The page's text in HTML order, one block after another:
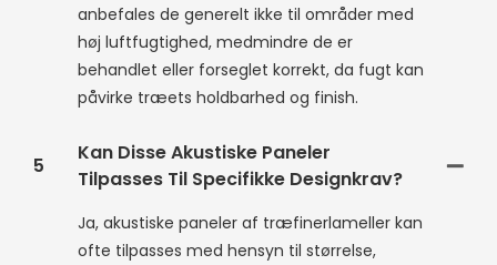
anbefales de generelt ikke til områder med
høj luftfugtighed, medmindre de er
behandlet eller forseglet korrekt, da fugt kan
påvirke træets holdbarhed og finish.
5
Kan Disse Akustiske Paneler
Tilpasses Til Specifikke Designkrav?
Ja, akustiske paneler af træfinerlameller kan
ofte tilpasses med hensyn til størrelse,